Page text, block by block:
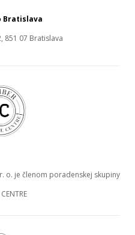
Bratislava
851 07 Bratislava
o. je členom poradenskej skupiny